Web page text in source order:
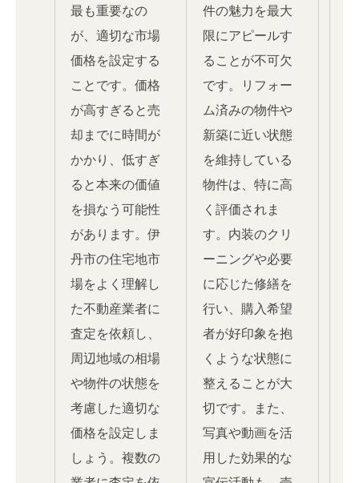
最も重要なの
が、適切な市場
価格を設定する
ことです。価格
が高すぎると売
却までに時間が
かかり、低すぎ
ると本来の価値
を損なう可能性
があります。伊
丹市の住宅地市
場をよく理解し
た不動産業者に
査定を依頼し、
周辺地域の相場
や物件の状態を
考慮した適切な
価格を設定しま
しょう。複数の
件の魅力を最大
限にアピールす
ることが不可欠
です。リフォー
ム済みの物件や
新築に近い状態
を維持している
物件は、特に高
く評価されま
す。内装のクリ
ーニングや必要
に応じた修繕を
行い、購入希望
者が好印象を抱
くような状態に
整えることが大
切です。また、
写真や動画を活
用した効果的な